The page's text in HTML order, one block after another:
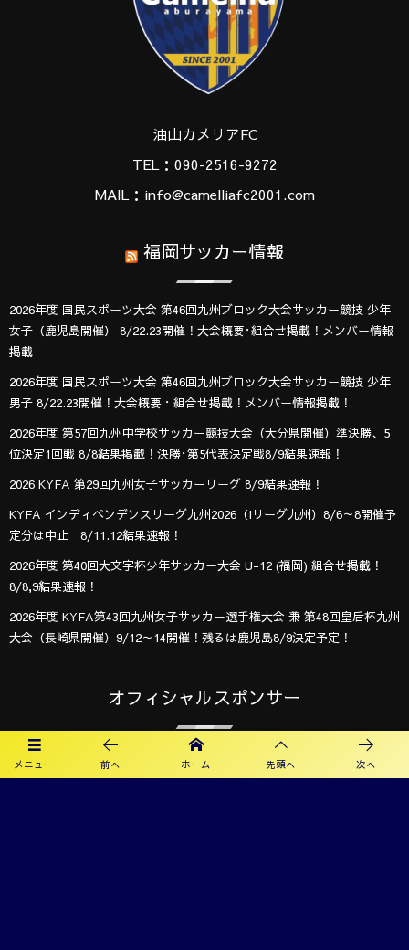
メニュー 前へ ホーム 先頭へ 次へ
油山カメリアFC
TEL：090-2516-9272
MAIL：info@camelliafc2001.com
福岡サッカー情報
2026年度 国民スポーツ大会 第46回九州ブロック大会サッカー競技 少年
女子（鹿児島開催） 8/22.23開催！大会概要･組合せ掲載！メンバー情報
掲載
2026年度 国民スポーツ大会 第46回九州ブロック大会サッカー競技 少年
男子 8/22.23開催！大会概要・組合せ掲載！メンバー情報掲載！
2026年度 第57回九州中学校サッカー競技大会（大分県開催）準決勝、5
位決定1回戦 8/8結果掲載！決勝･第5代表決定戦8/9結果速報！
2026 KYFA 第29回九州女子サッカーリーグ 8/9結果速報！
KYFA インディペンデンスリーグ九州2026（Iリーグ九州）8/6～8開催予
定分は中止 8/11.12結果速報！
2026年度 第40回大文字杯少年サッカー大会 U-12 (福岡) 組合せ掲載！
8/8,9結果速報！
2026年度 KYFA第43回九州女子サッカー選手権大会 兼 第48回皇后杯九州
大会（長崎県開催）9/12～14開催！残るは鹿児島8/9決定予定！
オフィシャルスポンサー